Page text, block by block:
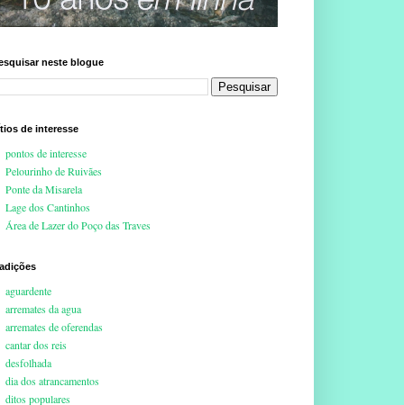
neste blogue
de interesse
pontos de interesse
Pelourinho de Ruivães
Ponte da Misarela
Lage dos Cantinhos
Área de Lazer do Poço das Traves
aguardente
arremates da agua
arremates de oferendas
cantar dos reis
desfolhada
dia dos atrancamentos
ditos populares